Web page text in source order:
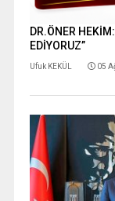
DR.ÖNER
EDİYORUZ”
Ufuk KEKÜL 05